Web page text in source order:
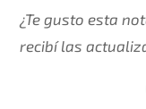
¿Te gusto esta
recibí las